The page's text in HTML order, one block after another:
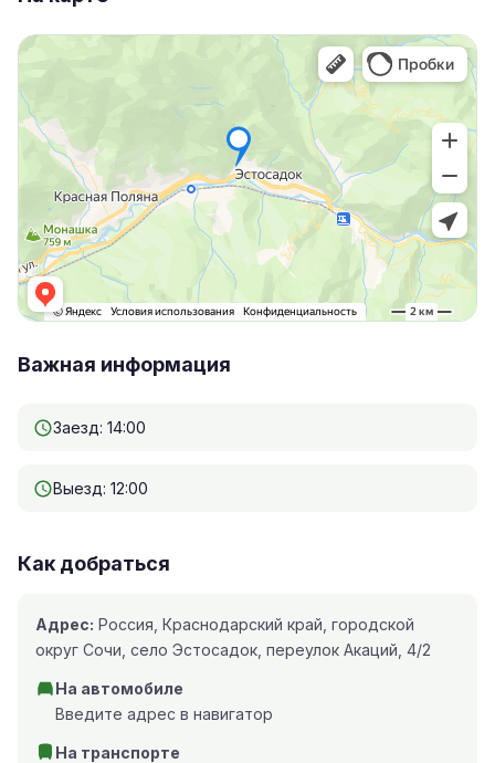
Важная информация
Заезд: 14:00
Выезд: 12:00
Как добраться
Адрес: Россия, Краснодарский край, городской
округ Сочи, село Эстосадок, переулок Акаций, 4/2
На автомобиле
Введите адрес в навигатор
На транспорте